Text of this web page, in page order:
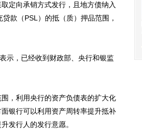
定向承销方式发行，且地方债纳入
款（PSL）的抵（质）押品范围，
，已经收到财政部、央行和银监
，利用央行的资产负债表的扩大化
银行可以利用资产周转率提升抵补
发行人的发行意愿。